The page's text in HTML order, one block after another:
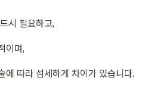
시 필요하고,
이며,
에 따라 섬세하게 차이가 있습니다.